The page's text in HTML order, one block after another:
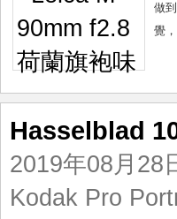
做
覺
Hasselblad
2019年08月28
Kodak Pro